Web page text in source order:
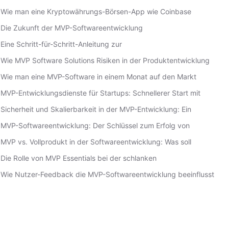
Wie man eine Kryptowährungs-Börsen-App wie Coinbase
Die Zukunft der MVP-Softwareentwicklung
Eine Schritt-für-Schritt-Anleitung zur
Wie MVP Software Solutions Risiken in der Produktentwicklung
Wie man eine MVP-Software in einem Monat auf den Markt
MVP-Entwicklungsdienste für Startups: Schnellerer Start mit
Sicherheit und Skalierbarkeit in der MVP-Entwicklung: Ein
MVP-Softwareentwicklung: Der Schlüssel zum Erfolg von
MVP vs. Vollprodukt in der Softwareentwicklung: Was soll
Die Rolle von MVP Essentials bei der schlanken
Wie Nutzer-Feedback die MVP-Softwareentwicklung beeinflusst